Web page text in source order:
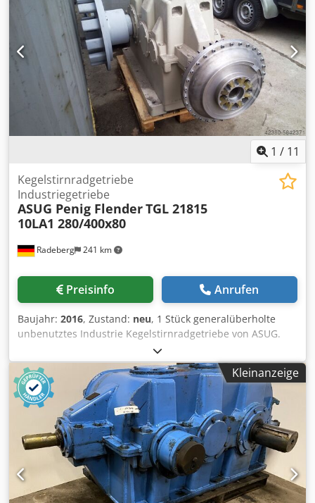
1 / 11
Radeberg 241 km
Kegelstirnradgetriebe
Industriegetriebe
ASUG Penig FlenderTGL 21815
10LA1 280/400x80
Preisinfo Anrufen
Baujahr: 2016, Zustand: neu, 1 Stück generalüberholte
unbenutztes Industrie Kegelstirnradgetriebe von ASUG.
TGL 21815 Alle Teile vom Getriebe sind erneuert, bis auf
das Gehäuse !!! Klauenkupplung: 800 mm (nur eine Hälfte
verfügbar) Maximales Drehmoment: 27.829 Nm
Übersetzung: i= 1:80 max. Leistung: 51 kW Ölfüllung: 170
kg Drehzahl: n1= 1400 Drehzahl: n2= 17,5 Gewicht: 1450 Kg
Wellendurchmesser d1: 65mm Dkjdpfx Aksgwlrdsher
Wellendurchmesser d2: 160 mm Wellenhöhe h1: 500 mm
Gesamthöhe h2: 925mm Länge von Fuß: 1170 mm !!
Getriebe besitzt keinen Ölkühler !!
Kleinanzeige